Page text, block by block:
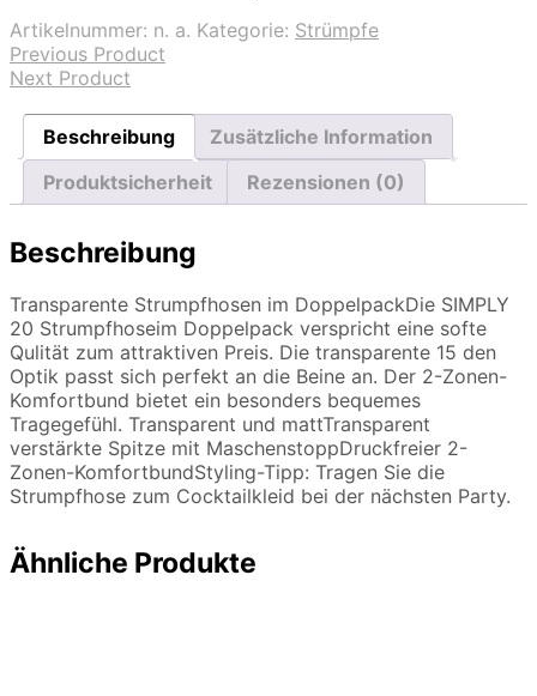
Artikelnummer: n. a. Kategorie: Strümpfe
Previous Product
Next Product
Beschreibung
Zusätzliche Information
Produktsicherheit
Rezensionen (0)
Beschreibung
Transparente Strumpfhosen im DoppelpackDie SIMPLY
20 Strumpfhoseim Doppelpack verspricht eine softe
Qulität zum attraktiven Preis. Die transparente 15 den
Optik passt sich perfekt an die Beine an. Der 2-Zonen-
Komfortbund bietet ein besonders bequemes
Tragegefühl. Transparent und mattTransparent
verstärkte Spitze mit MaschenstoppDruckfreier 2-
Zonen-KomfortbundStyling-Tipp: Tragen Sie die
Strumpfhose zum Cocktailkleid bei der nächsten Party.
Ähnliche Produkte